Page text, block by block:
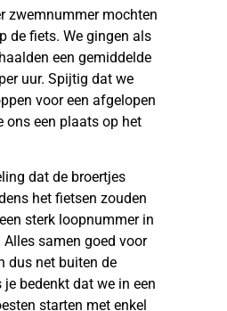
zwemnummer mochten
de fiets. We gingen als
een gemiddelde
uur. Spijtig dat we
voor een afgelopen
ons een plaats op het
dat de broertjes
het fietsen zouden
sterk loopnummer in
Alles samen goed voor
dus net buiten de
bedenkt dat we in een
starten met enkel